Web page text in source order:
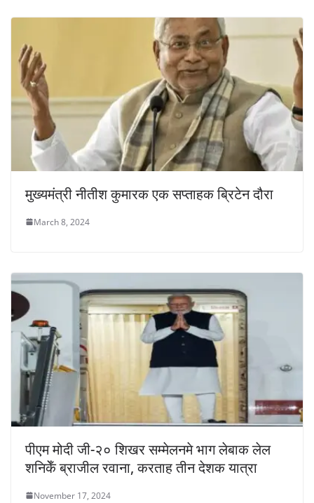
मुख्यमंत्री नीतीश कुमारक एक सप्ताहक ब्रिटेन दौरा
March 8, 2024
पीएम मोदी जी-२० शिखर सम्मेलनमे भाग लेबाक लेल
शनिकेँ ब्राजील रवाना, करताह तीन देशक यात्रा
November 17, 2024